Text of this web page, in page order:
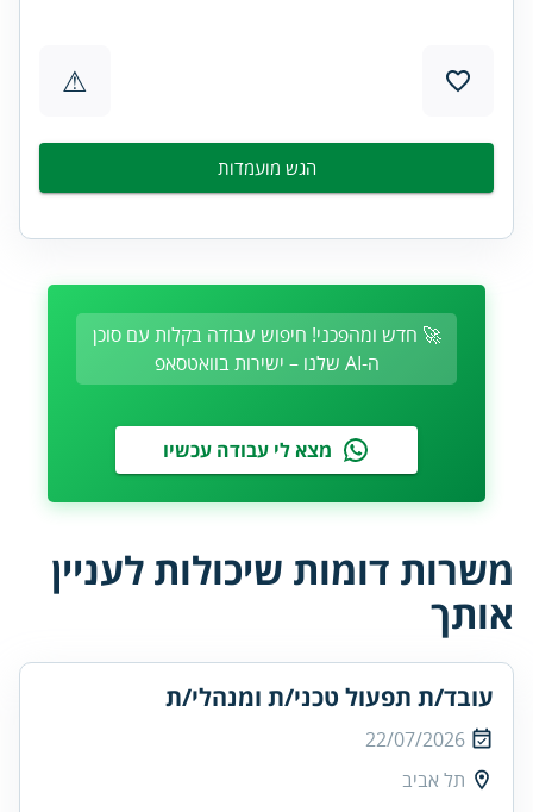
⚠
הגש מועמדות
🚀 חדש ומהפכני! חיפוש עבודה בקלות עם סוכן
ה-AI שלנו – ישירות בוואטסאפ
מצא לי עבודה עכשיו
משרות דומות שיכולות לעניין
אותך
עובד/ת תפעול טכני/ת ומנהלי/ת
22/07/2026
תל אביב